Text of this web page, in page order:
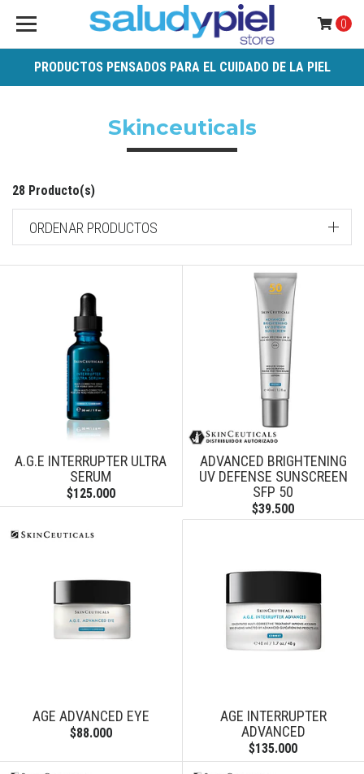
PRODUCTOS PENSADOS PARA EL CUIDADO DE LA PIEL
0
Skinceuticals
28 Producto(s)
ORDENAR PRODUCTOS
A.G.E INTERRUPTER ULTRA
SERUM
$125.000
ADVANCED BRIGHTENING
UV DEFENSE SUNSCREEN
SFP 50
$39.500
AGE ADVANCED EYE
$88.000
AGE INTERRUPTER
ADVANCED
$135.000